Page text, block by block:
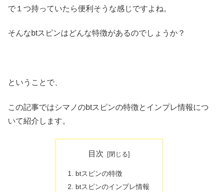
で１つ持っていたら便利そうな感じですよね。
そんなbtスピンはどんな特徴があるのでしょうか？
ということで、
この記事ではシマノのbtスピンの特徴とインプレ情報につ
いて紹介します。
目次
btスピンの特徴
btスピンのインプレ情報